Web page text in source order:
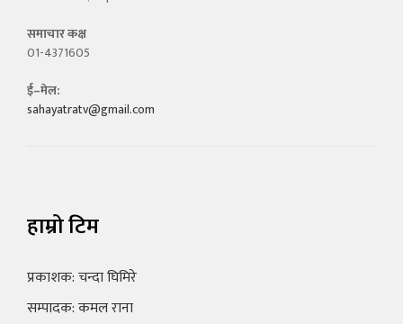
समाचार कक्ष
01-4371605
ई–मेल:
sahayatratv@gmail.com
हाम्रो टिम
प्रकाशक: चन्दा घिमिरे
सम्पादक: कमल राना